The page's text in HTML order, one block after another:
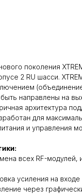
поколения
2 RU шасси.
направлены на
архитектура
для
и управления
всех RF-модулей,
усиления на
через